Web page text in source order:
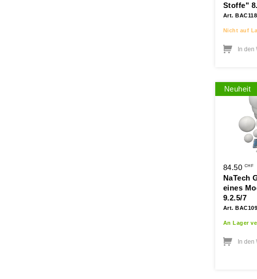
Stoffe"
Art.
Nicht auf
In den
Neuheit
84.50 CHF
NaTech
eines
9.2.5/7
Art.
An Lager
In den